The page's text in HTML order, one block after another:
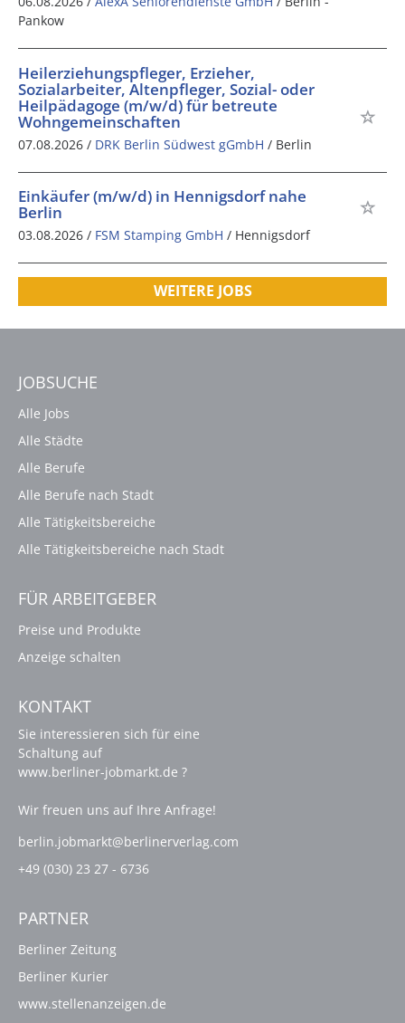
Pankow
Heilerziehungspfleger, Erzieher,
Sozialarbeiter, Altenpfleger, Sozial- oder
Heilpädagoge (m/w/d) für betreute
Wohngemeinschaften
07.08.2026 / DRK Berlin Südwest gGmbH / Berlin
Einkäufer (m/w/d) in Hennigsdorf nahe
Berlin
03.08.2026 / FSM Stamping GmbH / Hennigsdorf
WEITERE JOBS
JOBSUCHE
Alle Jobs
Alle Städte
Alle Berufe
Alle Berufe nach Stadt
Alle Tätigkeitsbereiche
Alle Tätigkeitsbereiche nach Stadt
FÜR ARBEITGEBER
Preise und Produkte
Anzeige schalten
KONTAKT
Sie interessieren sich für eine
Schaltung auf
www.berliner-jobmarkt.de ?
Wir freuen uns auf Ihre Anfrage!
berlin.jobmarkt@berlinerverlag.com
+49 (030) 23 27 - 6736
PARTNER
Berliner Zeitung
Berliner Kurier
www.stellenanzeigen.de